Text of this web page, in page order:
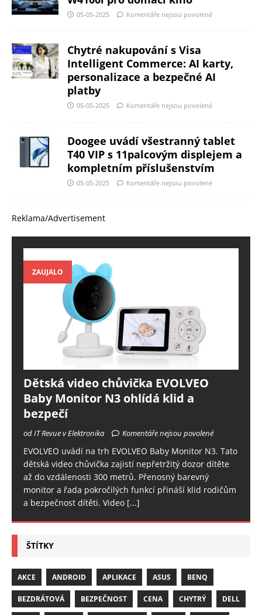
05-05-2025 Komentáře nejsou povolené
Chytré nakupování s Visa
Intelligent Commerce: AI karty,
personalizace a bezpečné AI
platby
05-05-2025 Komentáře nejsou povolené
Doogee uvádí všestranný tablet
T40 VIP s 11palcovým displejem a
kompletním příslušenstvím
05-05-2025 Komentáře nejsou povolené
Reklama/Advertisement
ZAUJALO
Dětská video chůvička EVOLVEO
Baby Monitor N3 ohlídá klid a
bezpečí
od IT Revue v Elektronika Komentáře nejsou povolené
EVOLVEO uvádí na trh EVOLVEO Baby Monitor N3. Tato
dětská video chůvička zajistí nepřetržitý dozor dítěte
až do vzdálenosti 300 metrů. Přenosný barevný
monitor a řada pokročilých funkcí přináší klid rodičům
a bezpečnost dítěti. Video [...]
ŠTÍTKY
AKCE ANDROID APLIKACE ASUS BENQ
BEZDRÁTOVÁ BEZPEČNOST CENA CHYTRÝ DELL